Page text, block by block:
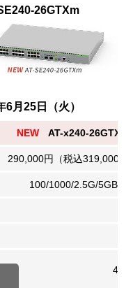
26GTXm
6月25日（火）
NEW AT-x240-26GTXm
290,000円（税込319,000円
100/1000/2.5G/